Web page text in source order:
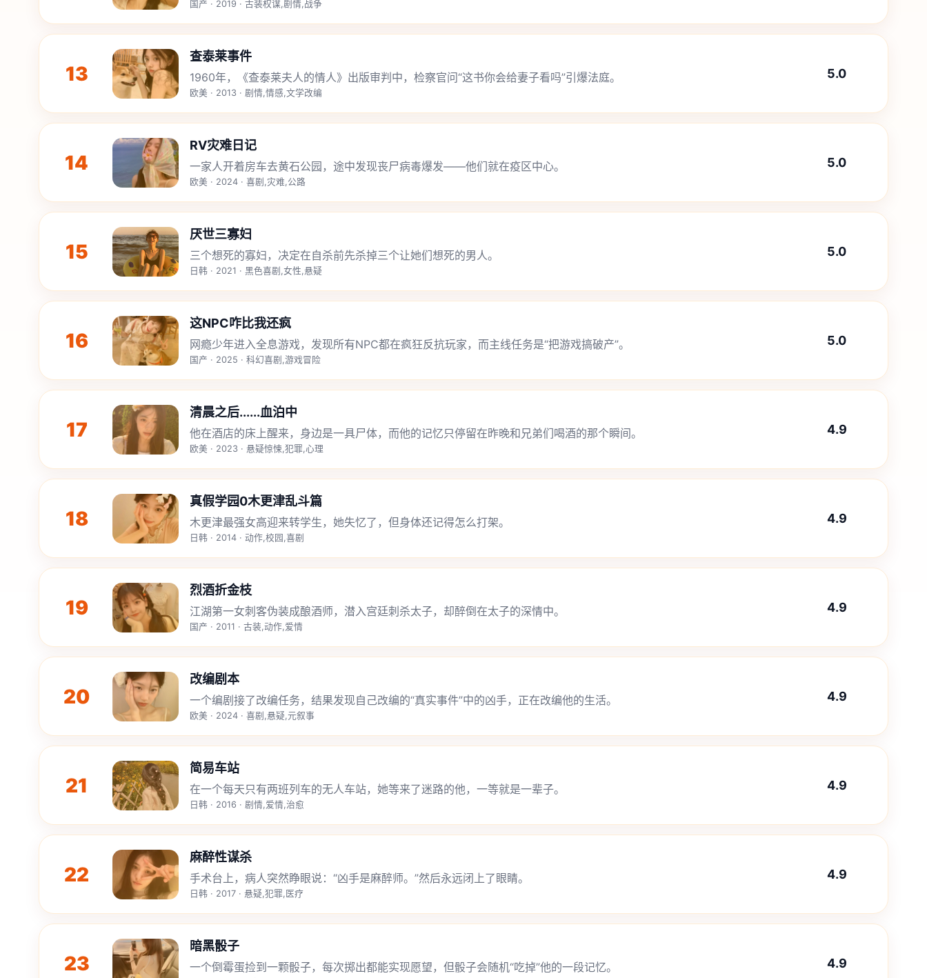
国产 · 2019 · 古装权谋,剧情,战争
13
查泰莱事件
1960年，《查泰莱夫人的情人》出版审判中，检察官问“这书你会给妻子看吗”引爆法庭。
欧美 · 2013 · 剧情,情感,文学改编
5.0
14
RV灾难日记
一家人开着房车去黄石公园，途中发现丧尸病毒爆发——他们就在疫区中心。
欧美 · 2024 · 喜剧,灾难,公路
5.0
15
厌世三寡妇
三个想死的寡妇，决定在自杀前先杀掉三个让她们想死的男人。
日韩 · 2021 · 黑色喜剧,女性,悬疑
5.0
16
这NPC咋比我还疯
网瘾少年进入全息游戏，发现所有NPC都在疯狂反抗玩家，而主线任务是“把游戏搞破产”。
国产 · 2025 · 科幻喜剧,游戏冒险
5.0
17
清晨之后......血泊中
他在酒店的床上醒来，身边是一具尸体，而他的记忆只停留在昨晚和兄弟们喝酒的那个瞬间。
欧美 · 2023 · 悬疑惊悚,犯罪,心理
4.9
18
真假学园0木更津乱斗篇
木更津最强女高迎来转学生，她失忆了，但身体还记得怎么打架。
日韩 · 2014 · 动作,校园,喜剧
4.9
19
烈酒折金枝
江湖第一女刺客伪装成酿酒师，潜入宫廷刺杀太子，却醉倒在太子的深情中。
国产 · 2011 · 古装,动作,爱情
4.9
20
改编剧本
一个编剧接了改编任务，结果发现自己改编的“真实事件”中的凶手，正在改编他的生活。
欧美 · 2024 · 喜剧,悬疑,元叙事
4.9
21
简易车站
在一个每天只有两班列车的无人车站，她等来了迷路的他，一等就是一辈子。
日韩 · 2016 · 剧情,爱情,治愈
4.9
22
麻醉性谋杀
手术台上，病人突然睁眼说：“凶手是麻醉师。”然后永远闭上了眼睛。
日韩 · 2017 · 悬疑,犯罪,医疗
4.9
23
暗黑骰子
一个倒霉蛋捡到一颗骰子，每次掷出都能实现愿望，但骰子会随机“吃掉”他的一段记忆。 4.9